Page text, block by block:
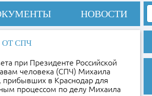
НОВОСТИ
СПЧ
при Президенте Российской
человека (СПЧ) Михаила
прибывших в Краснодар для
процессом по делу Михаила